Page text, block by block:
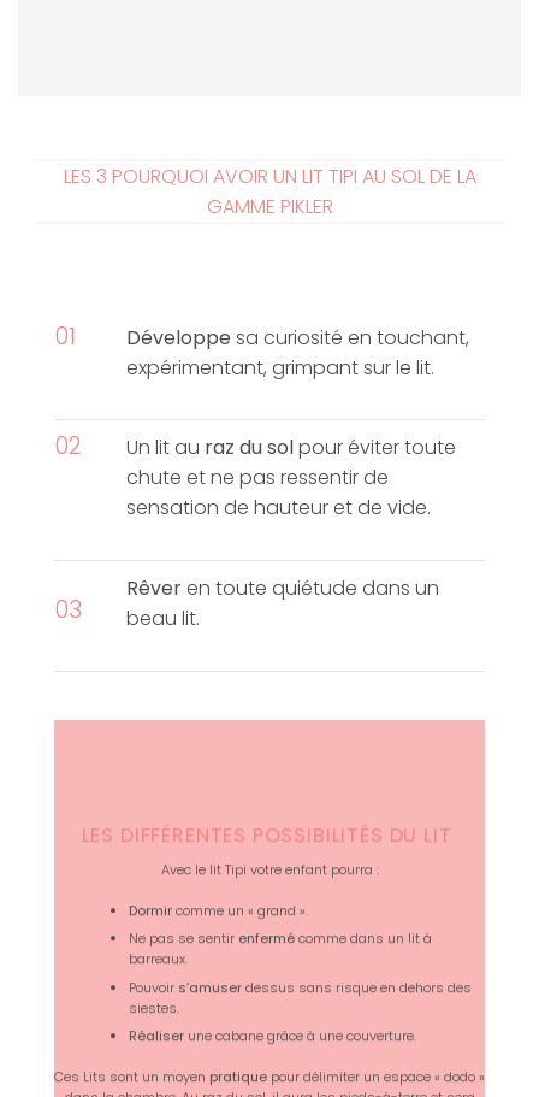
LES 3 POURQUOI AVOIR UN LIT TIPI AU SOL DE LA
GAMME PIKLER
01 Développe sa curiosité en touchant,
expérimentant, grimpant sur le lit.
02 Un lit au raz du solpour éviter toute
chute et ne pas ressentir de
sensation de hauteur et de vide.
03
Rêveren toute quiétude dans un
beau lit.
LES DIFFÉRENTES POSSIBILITÉS DU LIT
Avec le lit Tipi votre enfant pourra :
Dormircomme un « grand ».
Ne pas se sentirenfermécomme dans un lit à
barreaux.
Pouvoir s’amuserdessus sans risque en dehors des
siestes.
Réaliser une cabane grâce à une couverture.
Ces Lits sont un moyen pratique pour délimiter un espace « dodo »